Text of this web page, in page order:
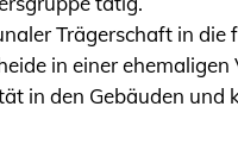
Trägerschaft in die
in einer
in den Gebäuden und